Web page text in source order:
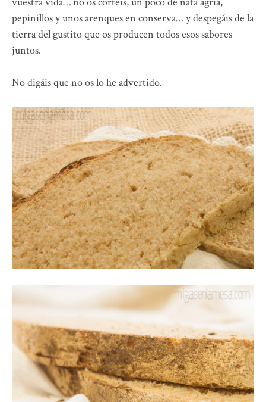
pepinillos y unos arenques en conserva… y despegáis de la
tierra del gustito que os producen todos esos sabores
juntos.
No digáis que no os lo he advertido.